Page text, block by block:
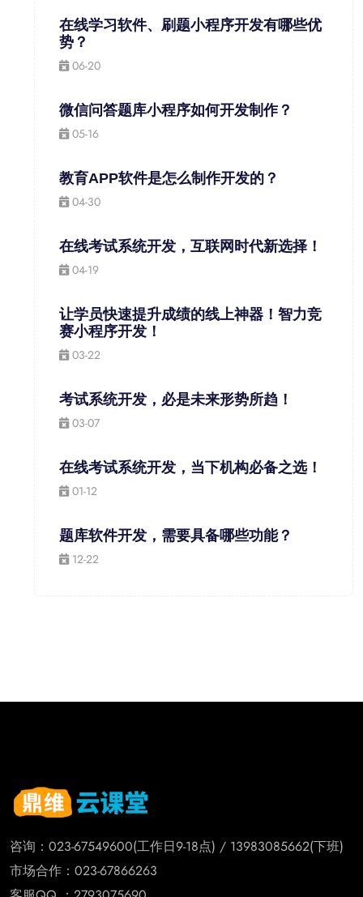
在线学习软件、刷题小程序开发有哪些优
势？
06-20
微信问答题库小程序如何开发制作？
05-16
教育APP软件是怎么制作开发的？
04-30
在线考试系统开发，互联网时代新选择！
04-19
让学员快速提升成绩的线上神器！智力竞
赛小程序开发！
03-22
考试系统开发，必是未来形势所趋！
03-07
在线考试系统开发，当下机构必备之选！
01-12
题库软件开发，需要具备哪些功能？
12-22
咨询：023-67549600(工作日9-18点) / 13983085662(下班)
市场合作：023-67866263